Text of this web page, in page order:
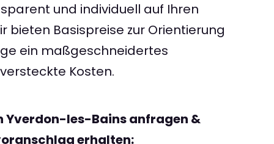
und individuell auf Ihren
bieten Basispreise zur Orientierung
ein maßgeschneidertes
Kosten.
Yverdon-les-Bains anfragen &
erhalten: